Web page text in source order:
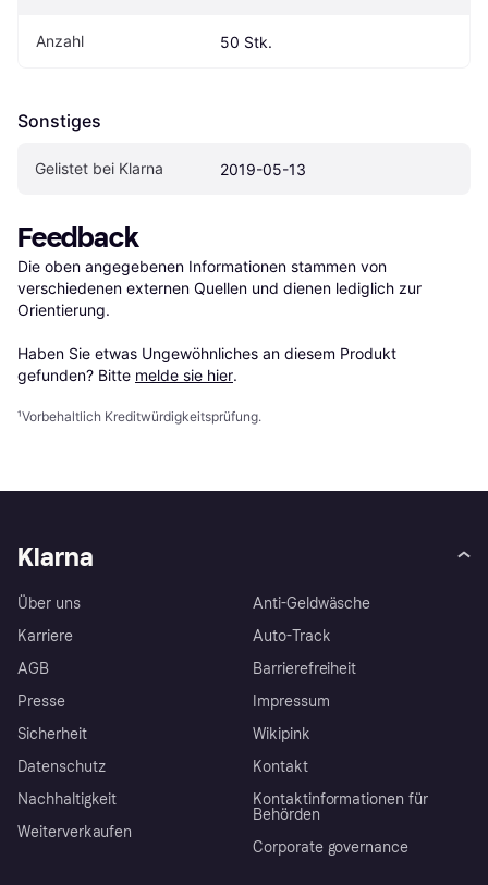
Anzahl 50 Stk.
Sonstiges
Gelistet bei Klarna 2019-05-13
Feedback
Die oben angegebenen Informationen stammen von
verschiedenen externen Quellen und dienen lediglich zur
Orientierung.
Haben Sie etwas Ungewöhnliches an diesem Produkt
gefunden? Bitte melde sie hier.
¹Vorbehaltlich Kreditwürdigkeitsprüfung.
Klarna
Über uns
Karriere
AGB
Presse
Sicherheit
Datenschutz
Nachhaltigkeit
Weiterverkaufen
Anti-Geldwäsche
Auto-Track
Barrierefreiheit
Impressum
Wikipink
Kontakt
Kontaktinformationen für
Behörden
Corporate governance